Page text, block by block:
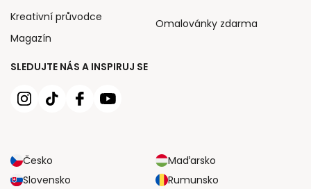
SLEDUJTE NÁS A INSPIRUJ SE
Česko
Maďarsko
Slovensko
Rumunsko
Kreativní průvodce
Magazín
Omalovánky zdarma